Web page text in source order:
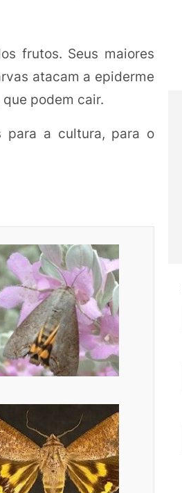
frutos. Seus maiores
atacam a epiderme
podem cair.
para a cultura, para o